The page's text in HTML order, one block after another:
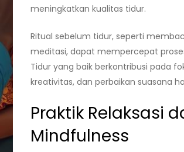
meningkatkan kualitas tidur.
Ritual sebelum tidur, seperti
meditasi, dapat mempercepat
Tidur yang baik berkontribusi pada
kreativitas, dan perbaikan suasana
Praktik Relaksasi
Mindfulness